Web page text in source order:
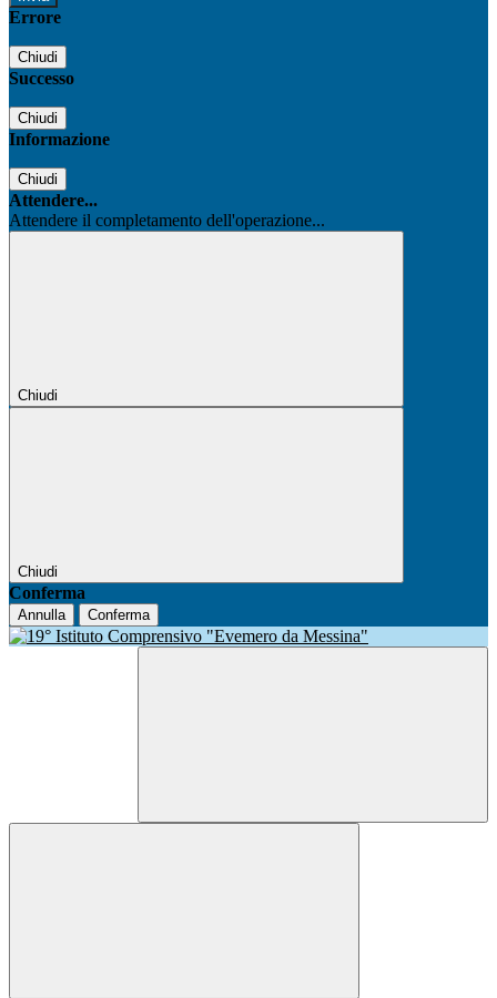
Errore
Chiudi
Successo
Chiudi
Informazione
Chiudi
Attendere...
Attendere il completamento dell'operazione...
Chiudi
Chiudi
Conferma
Annulla Conferma